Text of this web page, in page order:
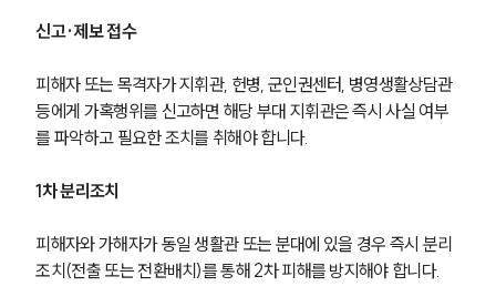
신고·제보 접수
피해자 또는 목격자가 지휘관, 헌병, 군인권센터, 병영생활상담관
등에게 가혹행위를 신고하면 해당 부대 지휘관은 즉시 사실 여부
를 파악하고 필요한 조치를 취해야 합니다.
1차 분리조치
피해자와 가해자가 동일 생활관 또는 분대에 있을 경우 즉시 분리
조치(전출 또는 전환배치)를 통해 2차 피해를 방지해야 합니다.